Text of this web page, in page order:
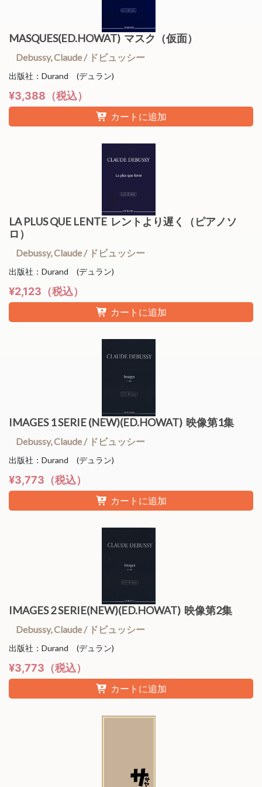
MASQUES(ED.HOWAT) マスク（仮面）
Debussy, Claude / ドビュッシー
出版社：Durand (デュラン)
¥3,388（税込）
カートに追加
LA PLUS QUE LENTE レントより遅く（ピアノソ
ロ）
Debussy, Claude / ドビュッシー
出版社：Durand (デュラン)
¥2,123（税込）
カートに追加
IMAGES 1 SERIE (NEW)(ED.HOWAT) 映像第1集
Debussy, Claude / ドビュッシー
出版社：Durand (デュラン)
¥3,773（税込）
カートに追加
IMAGES 2 SERIE(NEW)(ED.HOWAT) 映像第2集
Debussy, Claude / ドビュッシー
出版社：Durand (デュラン)
¥3,773（税込）
カートに追加